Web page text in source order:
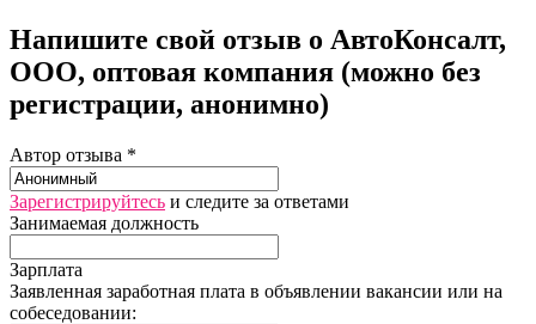
Напишите свой отзыв о АвтоКонсалт,
ООО, оптовая компания (можно без
регистрации, анонимно)
Автор отзыва *
Зарегистрируйтесь и следите за ответами
Занимаемая должность
Зарплата
Заявленная заработная плата в объявлении вакансии или на
собеседовании: